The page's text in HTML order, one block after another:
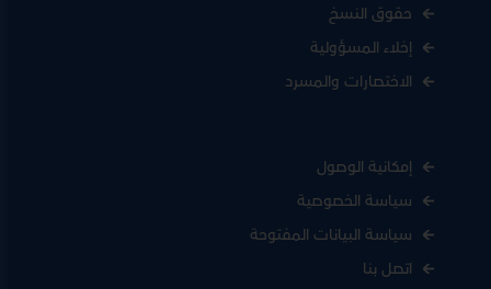
حقوق النسخ
إخلاء المسؤولية
الاختصارات والمسرد
إمكانية الوصول
سياسة الخصوصية
سياسة البيانات المفتوحة
اتصل بنا